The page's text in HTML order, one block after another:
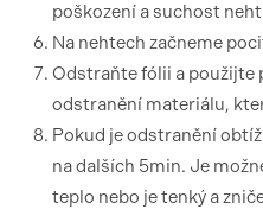
poškození a suchost
Na nehtech začneme
Odstraňte fólii a použijte
odstranění materiálu,
Pokud je odstranění
na dalších 5min. Je
teplo nebo je tenký a